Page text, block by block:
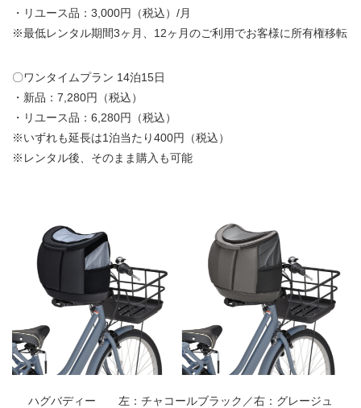
・リユース品：3,000円（税込）/月
※最低レンタル期間3ヶ月、12ヶ月のご利用でお客様に所有権移転
〇ワンタイムプラン 14泊15日
・新品：7,280円（税込）
・リユース品：6,280円（税込）
※いずれも延長は1泊当たり400円（税込）
※レンタル後、そのまま購入も可能
ハグバディー 左：チャコールブラック／右：グレージュ